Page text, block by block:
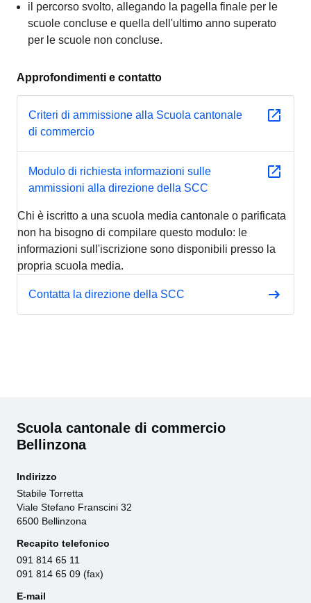
il percorso svolto, allegando la pagella finale per le
scuole concluse e quella dell'ultimo anno superato
per le scuole non concluse.
Approfondimenti e contatto
Criteri di ammissione alla Scuola cantonale
di commercio
Modulo di richiesta informazioni sulle
ammissioni alla direzione della SCC
Chi è iscritto a una scuola media cantonale o parificata
non ha bisogno di compilare questo modulo: le
informazioni sull'iscrizione sono disponibili presso la
propria scuola media.
Contatta la direzione della SCC
Scuola cantonale di commercio
Bellinzona
Indirizzo
Stabile Torretta
Viale Stefano Franscini 32
6500 Bellinzona
Recapito telefonico
091 814 65 11
091 814 65 09 (fax)
E-mail